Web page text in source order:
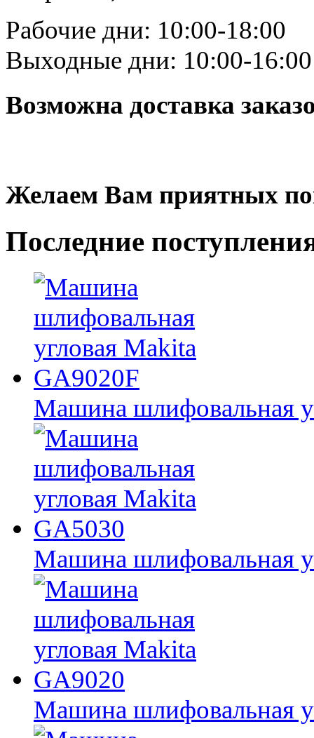
Рабочие дни: 10:00-18:00
Выходные дни: 10:00-16:00
Возможна доставка
Желаем Вам приятных
Последние
Машина шлифовальная
Машина шлифовальная
Машина шлифовальная